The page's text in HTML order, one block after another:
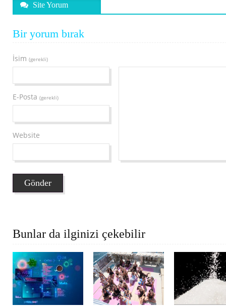
Site Yorum
Bir yorum bırak
İsim (gerekli)
E-Posta (gerekli)
Website
Bunlar da ilginizi çekebilir